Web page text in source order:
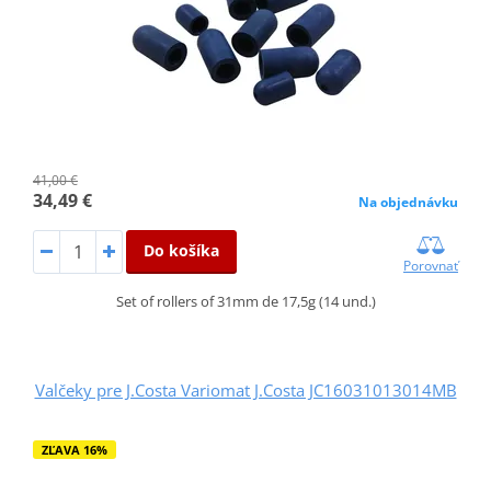
41,00 €
34,49 € Na objednávku
Do košíka
Porovnať
Set of rollers of 31mm de 17,5g (14 und.)
Valčeky pre J.Costa Variomat J.Costa JC16031013014MB
ZĽAVA 16%